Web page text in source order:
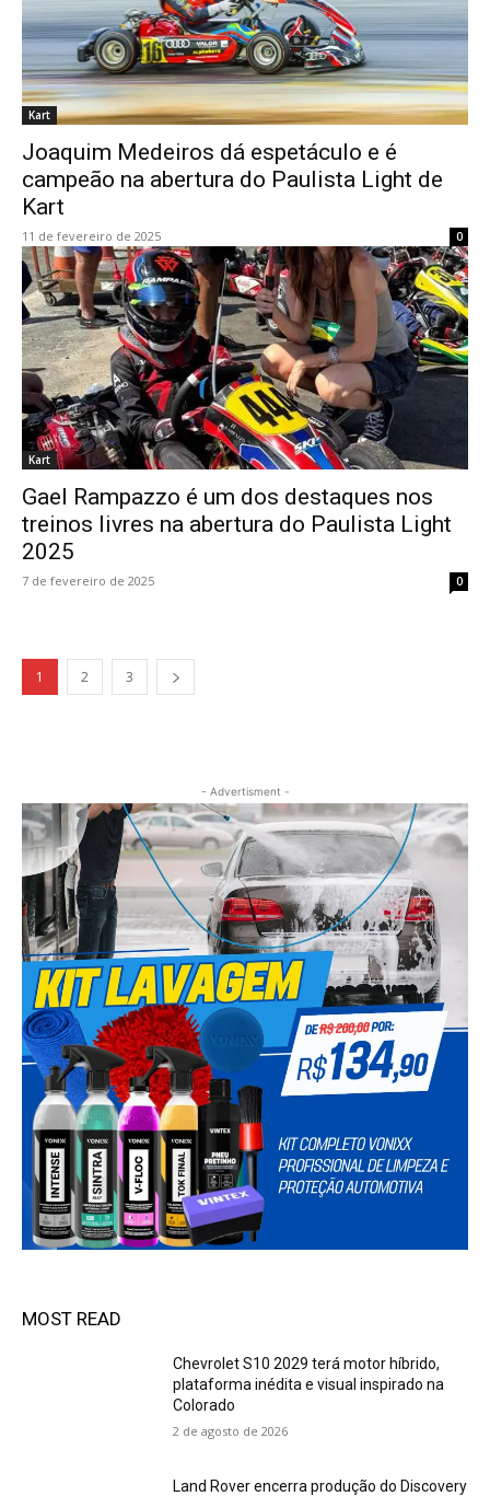
Kart
Joaquim Medeiros dá espetáculo e é
campeão na abertura do Paulista Light de
Kart
11 de fevereiro de 2025 0
Kart
Gael Rampazzo é um dos destaques nos
treinos livres na abertura do Paulista Light
2025
7 de fevereiro de 2025 0
1 2 3
- Advertisment -
MOST READ
Chevrolet S10 2029 terá motor híbrido,
plataforma inédita e visual inspirado na
Colorado
2 de agosto de 2026
Land Rover encerra produção do Discovery